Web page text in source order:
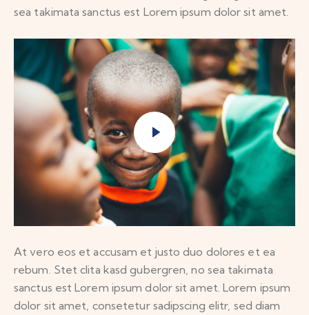
sea takimata sanctus est Lorem ipsum dolor sit amet.
At vero eos et accusam et justo duo dolores et ea
rebum. Stet clita kasd gubergren, no sea takimata
sanctus est Lorem ipsum dolor sit amet. Lorem ipsum
dolor sit amet, consetetur sadipscing elitr, sed diam